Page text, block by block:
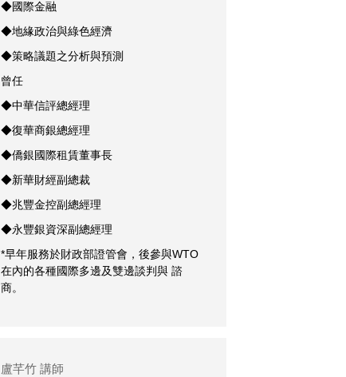
◆國際金融
◆地緣政治與綠色經濟
◆策略議題之分析與預測
曾任
◆中華信評總經理
◆復華商銀總經理
◆僑銀國際租賃董事長
◆新華財經副總裁
◆兆豐金控副總經理
◆永豐銀資深副總經理
*早年服務於財政部證管會，後參與WTO
在內的各種國際多邊及雙邊談判與 諮
商。
盧芊竹 講師